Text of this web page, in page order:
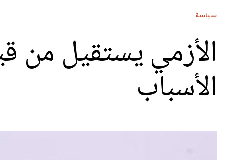
سياسة
الأزمي يستقيل من
الأسباب